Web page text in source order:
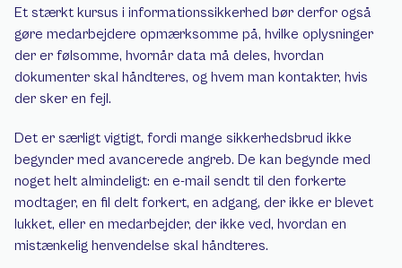
Et stærkt kursus i informationssikkerhed bør derfor også
gøre medarbejdere opmærksomme på, hvilke oplysninger
der er følsomme, hvornår data må deles, hvordan
dokumenter skal håndteres, og hvem man kontakter, hvis
der sker en fejl.
Det er særligt vigtigt, fordi mange sikkerhedsbrud ikke
begynder med avancerede angreb. De kan begynde med
noget helt almindeligt: en e-mail sendt til den forkerte
modtager, en fil delt forkert, en adgang, der ikke er blevet
lukket, eller en medarbejder, der ikke ved, hvordan en
mistænkelig henvendelse skal håndteres.